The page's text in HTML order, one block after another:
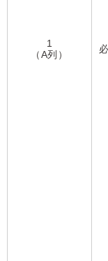
1
（A列）